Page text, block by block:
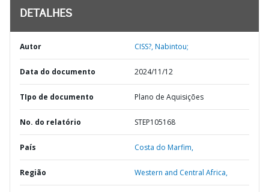
DETALHES
Autor CISS?, Nabintou;
Data do documento 2024/11/12
TIpo de documento Plano de Aquisições
No. do relatório STEP105168
País Costa do Marfim,
Região Western and Central Africa,